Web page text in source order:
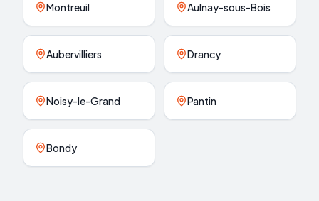
Montreuil Aulnay-sous-Bois
Aubervilliers Drancy
Noisy-le-Grand Pantin
Bondy